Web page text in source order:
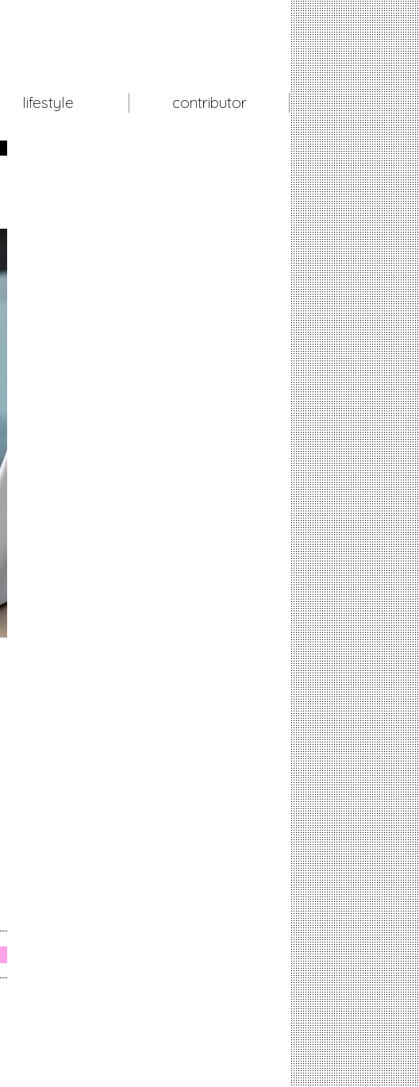
lifestyle contributor